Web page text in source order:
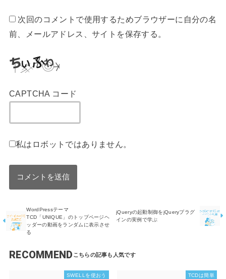
次回のコメントで使用するためブラウザーに自分の名
前、メールアドレス、サイトを保存する。
CAPTCHA コード
私はロボットではありません。
WordPressテーマ
TCD「UNIQUE」のトップページヘ
ッダーの動画をランダムに表示させ
る
jQueryの起動制御をjQueryプラグ
インの実例で学ぶ
RECOMMEND
SWELLを使おう TCDは簡単